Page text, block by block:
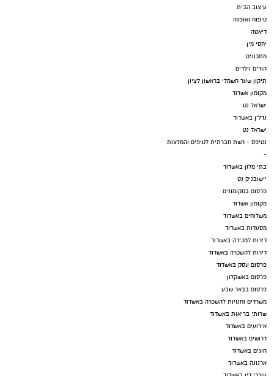
עיצוב הבית
טיפוח ואופנה
דיאטה
יחסי מין
מתכונים
הורים וילדים
תיקון שער חשמלי בראשון לציון
מקומון אשדוד
ישראל נט
נדל"ן באשדוד
ישראל נט
נטיפס - רשת חברתית לטיפים והמלצות
-
בתי מלון באשדוד
יישובניק נט
פרסום במקומונים
מקומון אשדוד
משלוחים באשדוד
מסעדות באשדוד
דירות למכירה באשדוד
דירות להשכרה באשדוד
פרסום עסק באשדוד
פרסום באשקלון
פרסום בבאר שבע
משרדים וחנויות להשכרה באשדוד
שרותי בריאות באשדוד
אירועים באשדוד
דרושים באשדוד
חוגים באשדוד
ארנונה באשדוד